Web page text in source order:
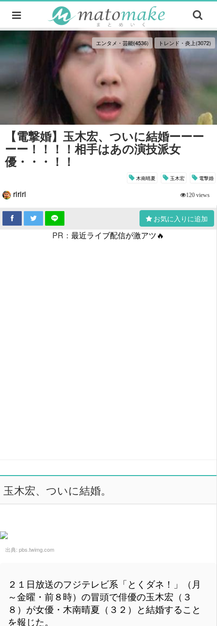
エンタメ・芸能(4536) トレンド・炎上(3072)
【電撃婚】玉木宏、ついに結婚ーーー
ーー！！！！相手はあの演技派女
優・・・！！
木南晴夏 玉木宏 電撃婚
ririri 120 views
お気に入りに追加
PR： 最近ライブ配信が激アツ🔥
玉木宏、ついに結婚。
出典: pbs.twimg.com
２１日放送のフジテレビ系「とくダネ！」（月
～金曜・前８時）の冒頭で俳優の玉木宏（３
８）が女優・木南晴夏（３２）と結婚すること
を報じた。